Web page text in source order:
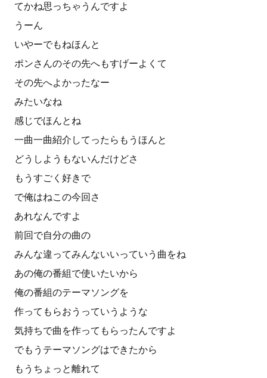
てかね思っちゃうんですよ
うーん
いやーでもねほんと
ポンさんのその先へもすげーよくて
その先へよかったなー
みたいなね
感じでほんとね
一曲一曲紹介してったらもうほんと
どうしようもないんだけどさ
もうすごく好きで
で俺はねこの今回さ
あれなんですよ
前回で自分の曲の
みんな違ってみんないいっていう曲をね
あの俺の番組で使いたいから
俺の番組のテーマソングを
作ってもらおうっていうような
気持ちで曲を作ってもらったんですよ
でもうテーマソングはできたから
もうちょっと離れて